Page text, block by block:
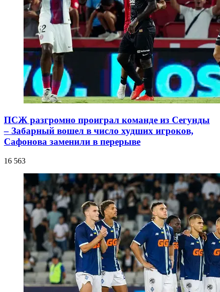
ПСЖ разгромно проиграл команде из Сегунды
– Забарный вошел в число худших игроков,
Сафонова заменили в перерыве
16 563